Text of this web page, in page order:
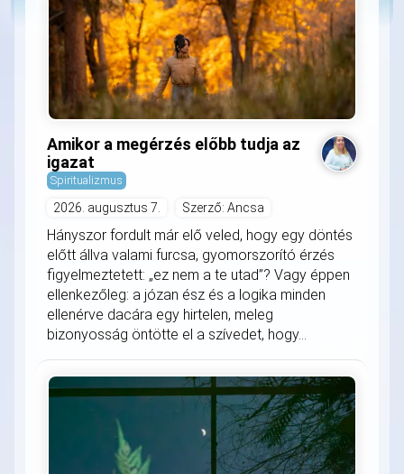
Amikor a megérzés előbb tudja az
igazat
Spiritualizmus
2026. augusztus 7. Szerző: Ancsa
Hányszor fordult már elő veled, hogy egy döntés
előtt állva valami furcsa, gyomorszorító érzés
figyelmeztetett: „ez nem a te utad”? Vagy éppen
ellenkezőleg: a józan ész és a logika minden
ellenérve dacára egy hirtelen, meleg
bizonyosság öntötte el a szívedet, hogy...